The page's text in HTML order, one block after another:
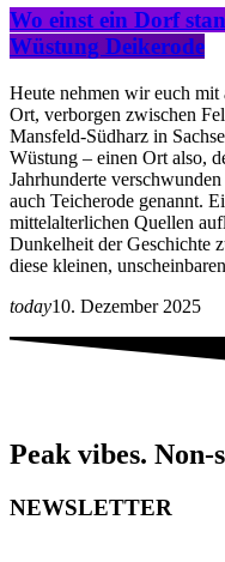
Wo einst ein Dorf
Wüstung Deikerode
Heute nehmen wir euch mit
Ort, verborgen zwischen
Mansfeld-Südharz in
Wüstung – einen Ort also,
Jahrhunderte
auch Teicherode genannt.
mittelalterlichen Quellen
Dunkelheit der Geschichte
diese kleinen,
today10. Dezember 2025
Peak vibes. Non-
NEWSLETTER